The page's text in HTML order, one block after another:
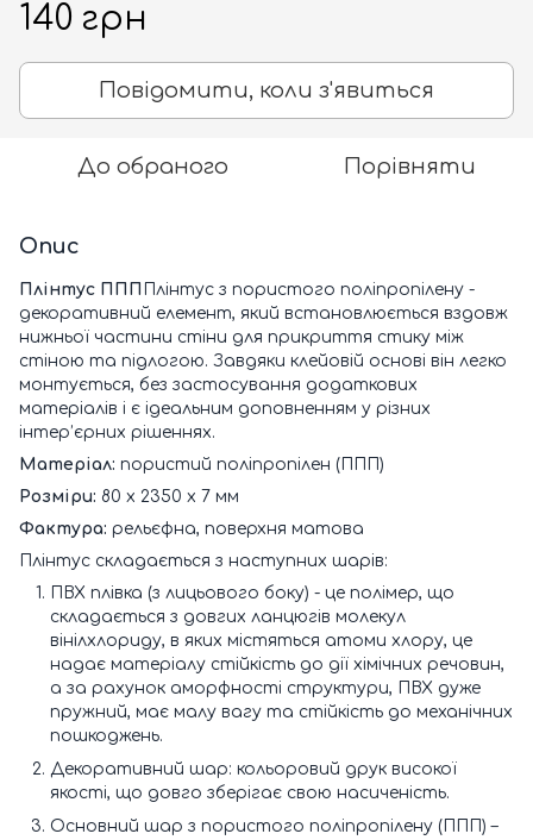
140 грн
Повідомити, коли з'явиться
До обраного Порівняти
Опис
Плінтус ППП Плінтус з пористого поліпропілену -
декоративний елемент, який встановлюється вздовж
нижньої частини стіни для прикриття стику між
стіною та підлогою. Завдяки клейовій основі він легко
монтується, без застосування додаткових
матеріалів і є ідеальним доповненням у різних
інтер’єрних рішеннях.
Матеріал: пористий поліпропілен (ППП)
Розміри: 80 х 2350 х 7 мм
Фактура: рельєфна, поверхня матова
Плінтус складається з наступних шарів:
ПВХ плівка (з лицьового боку) - це полімер, що
складається з довгих ланцюгів молекул
вінілхлориду, в яких містяться атоми хлору, це
надає матеріалу стійкість до дії хімічних речовин,
а за рахунок аморфності структури, ПВХ дуже
пружний, має малу вагу та стійкість до механічних
пошкоджень.
Декоративний шар: кольоровий друк високої
якості, що довго зберігає свою насиченість.
Основний шар з пористого поліпропілену (ППП) –